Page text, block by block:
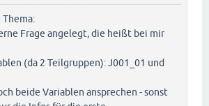
Frage angelegt, die heißt bei mir
(da 2 Teilgruppen): J001_01 und
beide Variablen ansprechen - sonst